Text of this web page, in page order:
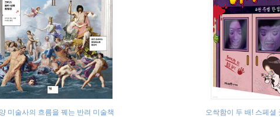
미술사의 흐름을 꿰는 반려 미술책 오싹함이 두 배! 스페셜